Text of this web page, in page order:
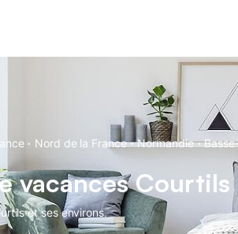
· Nord de la France · Normandie ·
vacances Courtils
et ses environs.